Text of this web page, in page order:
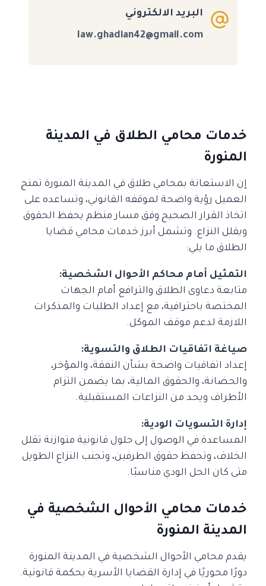
البريد الالكتروني
law.ghadian42@gmail.com
خدمات محامي الطلاق في المدينة
المنورة
إن الاستعانة بمحامي طلاق في المدينة المنورة تمنح
العميل رؤية واضحة لموقفه القانوني، وتساعده على
اتخاذ القرار الصحيح وفق مسار منظم يحفظ الحقوق
ويقلل النزاع. وتشمل أبرز خدمات محامي قضايا
الطلاق ما يلي:
التمثيل أمام محاكم الأحوال الشخصية:
متابعة دعاوى الطلاق والترافع أمام الجهات
المختصة باحترافية، مع إعداد الطلبات والمذكرات
اللازمة لدعم موقف الموكل.
صياغة اتفاقيات الطلاق والتسوية:
إعداد اتفاقيات واضحة بشأن النفقة، والمؤخر،
والحضانة، والحقوق المالية، بما يضمن التزام
الأطراف ويحد من النزاعات المستقبلية.
إدارة التسويات الودية:
المساعدة في الوصول إلى حلول قانونية متوازنة تقلل
الخلاف، وتحفظ حقوق الطرفين، وتجنب النزاع الطويل
متى كان الحل الودي مناسبًا.
خدمات محامي الأحوال الشخصية في
المدينة المنورة
يقدم محامي الأحوال الشخصية في المدينة المنورة
دورًا محوريًا في إدارة القضايا الأسرية بحكمة قانونية.